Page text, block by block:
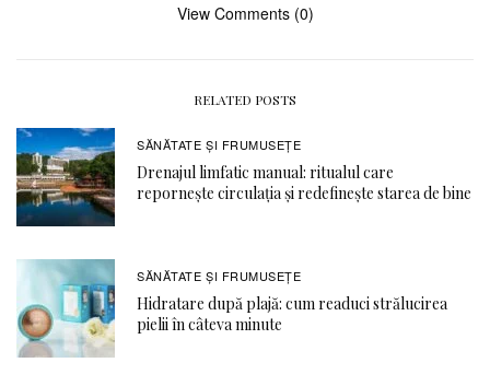
View Comments (0)
RELATED POSTS
SĂNĂTATE ŞI FRUMUSEȚE
Drenajul limfatic manual: ritualul care
repornește circulația și redefinește starea de bine
SĂNĂTATE ŞI FRUMUSEȚE
Hidratare după plajă: cum readuci strălucirea
pielii în câteva minute